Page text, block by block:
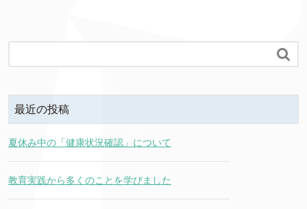

最近の投稿
夏休み中の「健康状況確認」について
教育実践から多くのことを学びました